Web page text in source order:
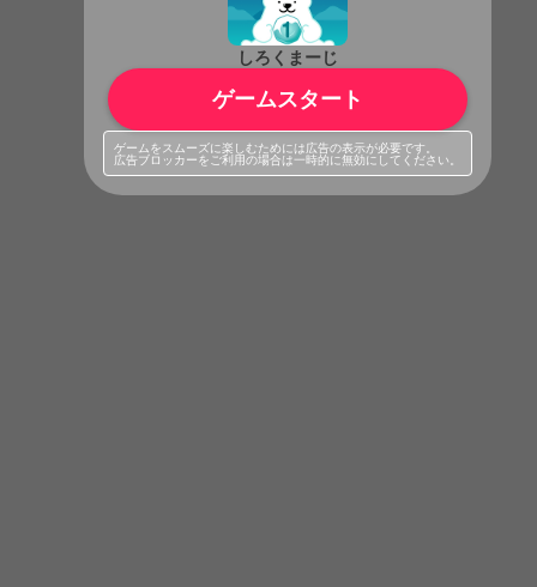
しろくまーじ
ゲームスタート
ゲームをスムーズに楽しむためには広告の表示が必要です。
広告ブロッカーをご利用の場合は一時的に無効にしてください。